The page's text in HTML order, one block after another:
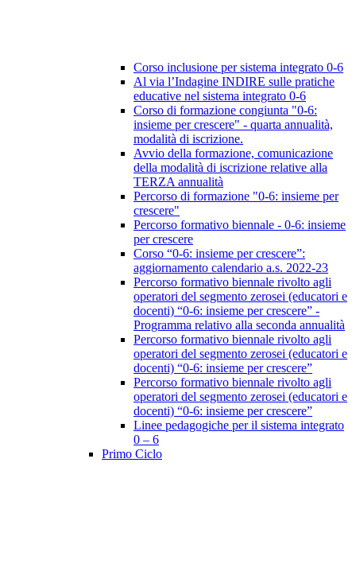
Corso inclusione per sistema integrato 0-6
Al via l’Indagine INDIRE sulle pratiche
educative nel sistema integrato 0-6
Corso di formazione congiunta "0-6:
insieme per crescere" - quarta annualità,
modalità di iscrizione.
Avvio della formazione, comunicazione
della modalità di iscrizione relative alla
TERZA annualità
Percorso di formazione "0-6: insieme per
crescere"
Percorso formativo biennale - 0-6: insieme
per crescere
Corso “0-6: insieme per crescere”:
aggiornamento calendario a.s. 2022-23
Percorso formativo biennale rivolto agli
operatori del segmento zerosei (educatori e
docenti) “0-6: insieme per crescere” -
Programma relativo alla seconda annualità
Percorso formativo biennale rivolto agli
operatori del segmento zerosei (educatori e
docenti) “0-6: insieme per crescere”
Percorso formativo biennale rivolto agli
operatori del segmento zerosei (educatori e
docenti) “0-6: insieme per crescere”
Linee pedagogiche per il sistema integrato
0 – 6
Primo Ciclo